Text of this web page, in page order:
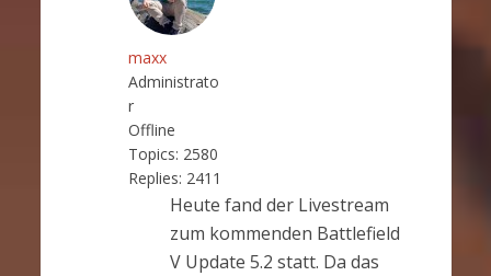
maxx
Administrato
r
Offline
Topics: 2580
Replies: 2411
Heute fand der Livestream
zum kommenden Battlefield
V Update 5.2 statt. Da das